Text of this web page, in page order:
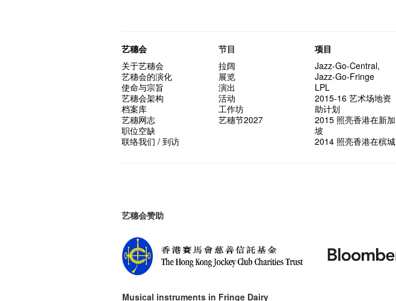
艺穗会
关于艺穗会
艺穗会的演化
使命与宗旨
艺穗会架构
档案库
艺穗网志
职位空缺
联络我们 / 到访
节目
拉阔
展览
演出
活动
工作坊
艺穗节2027
项目
Jazz-Go-Central,
Jazz-Go-Fringe
LPL
2015-16 艺术场地资
助计划
2015 照亮香港在新加
坡
2014 照亮香港在槟城
艺穗会赞助
Musical instruments in Fringe Dairy